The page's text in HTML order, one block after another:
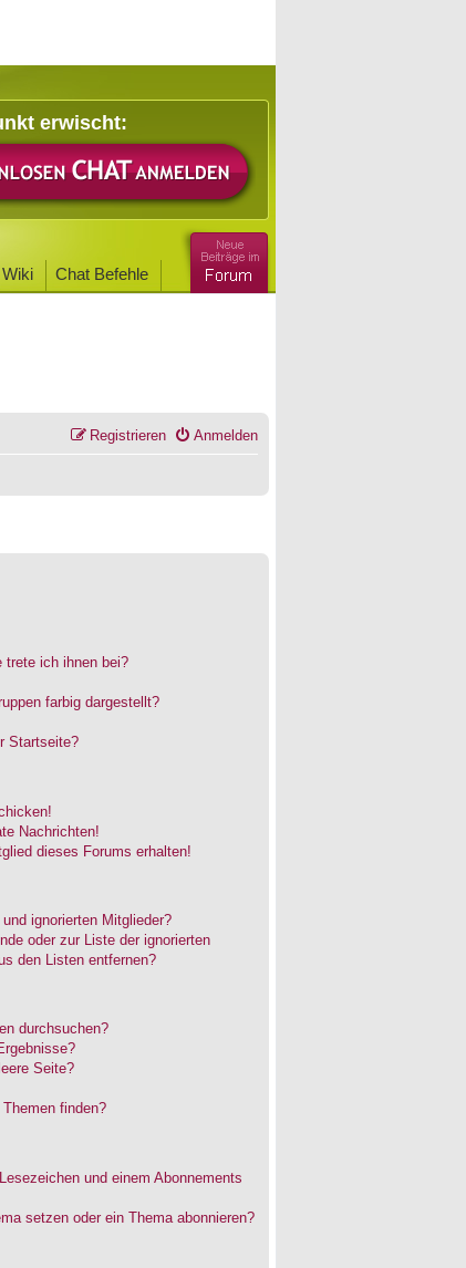
erwischt:
Wiki Chat Befehle
Anmelden
Registrieren
trete ich ihnen bei?
farbig dargestellt?
Startseite?
Nachrichten!
dieses Forums erhalten!
ignorierten Mitglieder?
oder zur Liste der ignorierten
den Listen entfernen?
durchsuchen?
Seite?
finden?
und einem Abonnements
setzen oder ein Thema abonnieren?